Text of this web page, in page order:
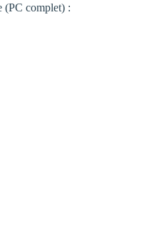
(PC complet) :